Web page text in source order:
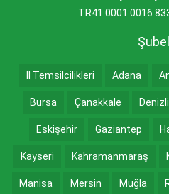
TR41 0001 0016
İl Temsilcilikleri Adana
Bursa Çanakkale Denizli
Eskişehir Gaziantep
Kayseri Kahramanmaraş
Manisa Mersin Muğla